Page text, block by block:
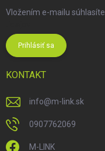
Vložením e-mailu
Prihlásiť sa
KONTAKT
info@m-link.sk
0907762069
M-LINK